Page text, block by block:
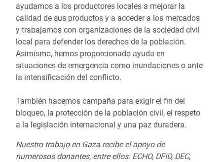
ayudamos a los productores locales a mejorar la
calidad de sus productos y a acceder a los mercados
y trabajamos con organizaciones de la sociedad civil
local para defender los derechos de la población.
Asimismo, hemos proporcionado ayuda en
situaciones de emergencia como inundaciones o ante
la intensificación del conflicto.
También hacemos campaña para exigir el fin del
bloqueo, la protección de la población civil, el respeto
a la legislación internacional y una paz duradera.
Nuestro trabajo en Gaza recibe el apoyo de
numerosos donantes, entre ellos: ECHO, DFID, DEC,